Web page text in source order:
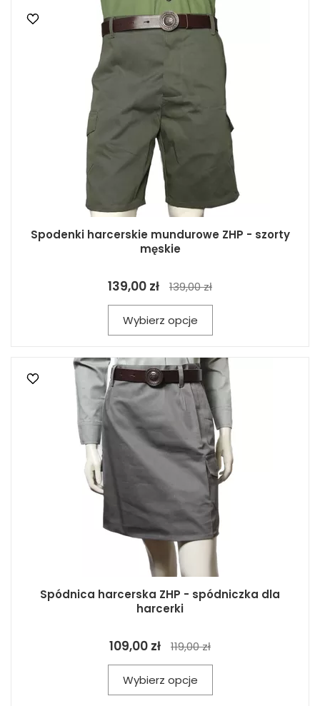
Spodenki harcerskie mundurowe ZHP - szorty
męskie
139,00 zł 139,00 zł
Wybierz opcje
Spódnica harcerska ZHP - spódniczka dla
harcerki
109,00 zł 119,00 zł
Wybierz opcje